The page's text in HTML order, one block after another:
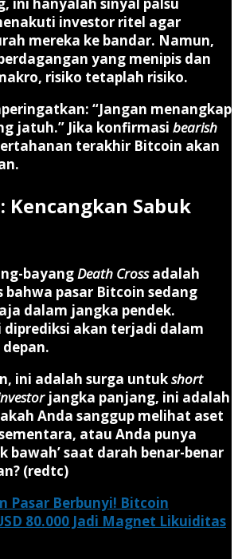
investor ritel agar
mereka ke bandar. Namun,
yang menipis dan
risiko tetaplah risiko.
“Jangan menangkap
jatuh.” Jika konfirmasi bearish
terakhir Bitcoin akan
Kencangkan Sabuk
bayangDeath Crossadalah
bahwa pasar Bitcoin sedang
dalam jangka pendek.
akan terjadi dalam
ini adalah surga untukshort
jangka panjang, ini adalah
Anda sanggup melihat aset
atau Anda punya
bawah’ saat darah benar-benar
(redtc)
Pasar Berbunyi! Bitcoin
80.000 Jadi Magnet Likuiditas